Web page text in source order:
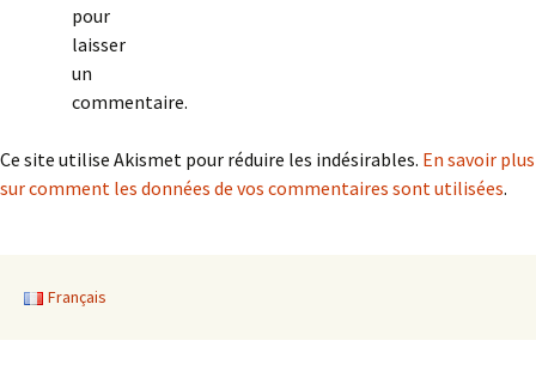
pour
laisser
un
commentaire.
Ce site utilise Akismet pour réduire les indésirables. En savoir plus
sur comment les données de vos commentaires sont utilisées.
Français